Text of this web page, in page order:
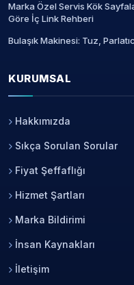
Marka Özel Servis Kök
Göre İç Link Rehberi
Bulaşık Makinesi: Tuz,
KURUMSAL
Hakkımızda
Sıkça Sorulan Sorular
Fiyat Şeffaflığı
Hizmet Şartları
Marka Bildirimi
İnsan Kaynakları
İletişim